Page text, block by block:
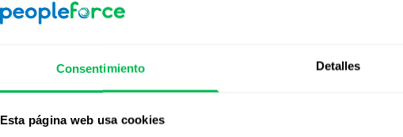
Consentimiento Detalles
Esta página web usa cookies